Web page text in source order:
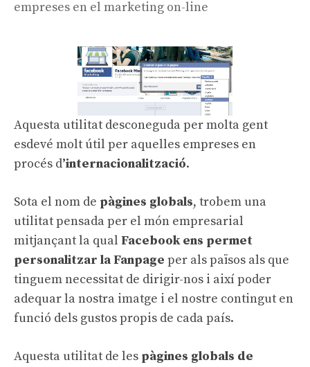
entrades
empreses en el marketing on-line
Aquesta utilitat desconeguda per molta gent
esdevé molt útil per aquelles empreses en
procés d’internacionalització.
Sota el nom de pàgines globals, trobem una
utilitat pensada per el món empresarial
mitjançant la qual Facebook ens permet
personalitzar la Fanpage per als països als que
tinguem necessitat de dirigir-nos i així poder
adequar la nostra imatge i el nostre contingut en
funció dels gustos propis de cada país.
Aquesta utilitat de les pàgines globals de